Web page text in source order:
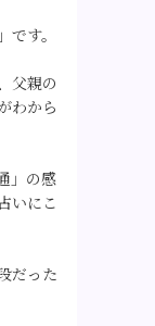
す。
父親の
わから
」の感
いにこ
だった